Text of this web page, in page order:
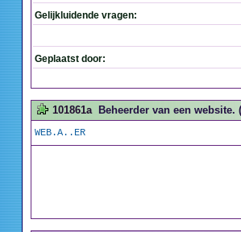
Gelijkluidende vragen:
Geplaatst door:
101861a Beheerder van een website.
WEB.A..ER